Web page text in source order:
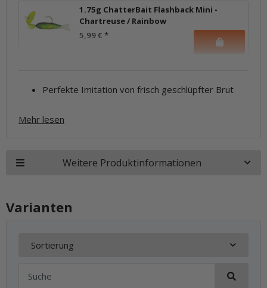
1.75g ChatterBait Flashback Mini -
Chartreuse / Rainbow
5,99 € *
Perfekte Imitation von frisch geschlüpfter Brut
Mehr lesen
Weitere Produktinformationen
Varianten
Sortierung